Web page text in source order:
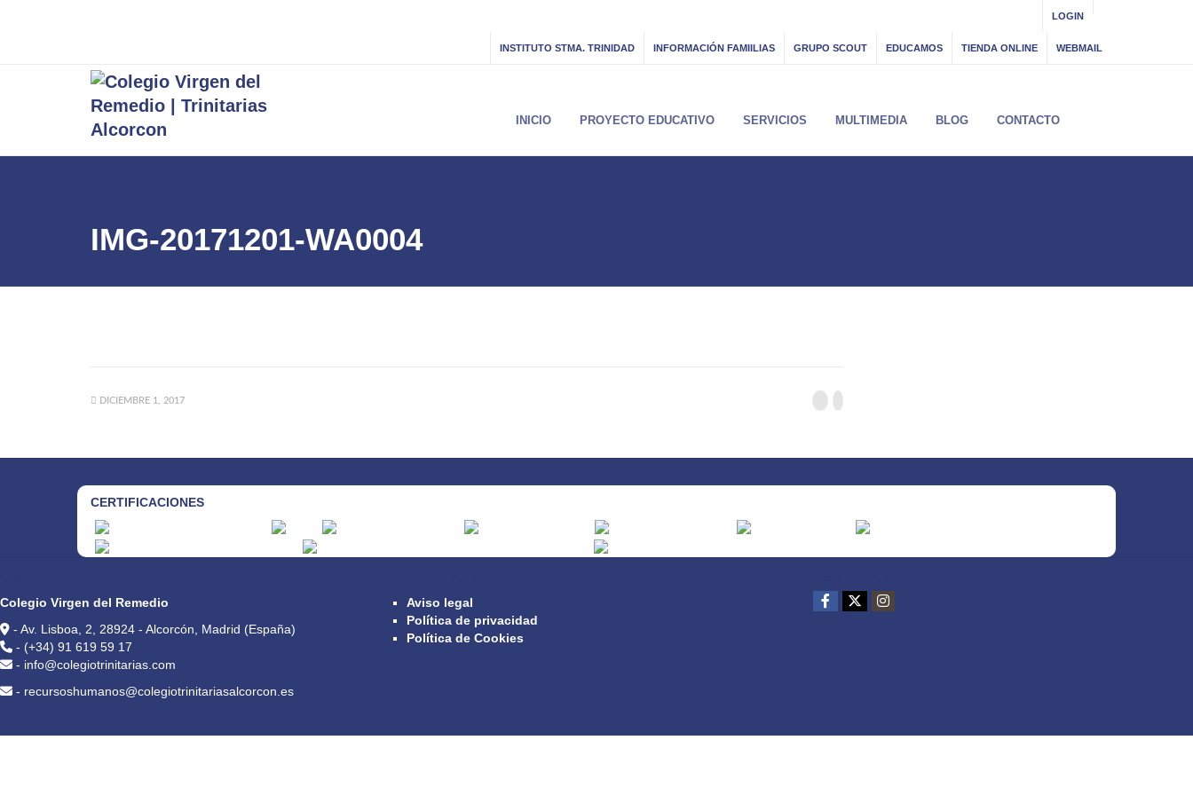
LOGIN
INSTITUTO STMA. TRINIDAD INFORMACIÓN FAMIILIAS GRUPO SCOUT EDUCAMOS TIENDA ONLINE WEBMAIL
INICIO PROYECTO EDUCATIVO SERVICIOS MULTIMEDIA BLOG CONTACTO
IMG-20171201-WA0004
DICIEMBRE 1, 2017
CERTIFICACIONES
Colegio Virgen del Remedio
- Av. Lisboa, 2, 28924 - Alcorcón, Madrid (España)
- (+34) 91 619 59 17
- info@colegiotrinitarias.com
- recursoshumanos@colegiotrinitariasalcorcon.es
Aviso legal
Política de privacidad
Política de Cookies